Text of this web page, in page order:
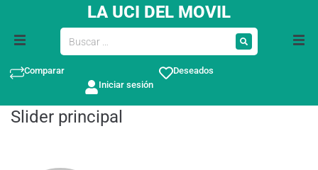
LA UCI DEL MOVIL
Comparar
Deseados
Iniciar sesión
Slider principal